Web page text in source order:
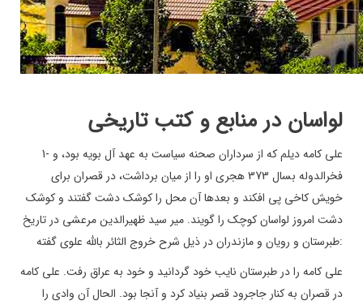
لواسان در منابع و کتب تاریخی
1- علی کامه دیلم که از سرداران صحنه سیاست به عهد آل بویه بود، و
فخرالدوله بسال 373 هجری او را از میان برداشت، در قصران برای
خویش کاخی پی افکند و بعدها آن محل را کوشک دشت گفتند و کوشک
دشت امروز لواسان کوچک را گویند. میر سید ظهیرالدین مرعشی در تاریخ
طبرستان و رویان و مازندران در ذیل شرح خروج الثائر بالله علوی گفته:
علی کامه را در طبرستان نایب خود گردانید و خود به عراق رفت. علی کامه
در قصران به کنار جاجرود قصر بنیاد کرد و آنجا بود. الحال آن وادی را